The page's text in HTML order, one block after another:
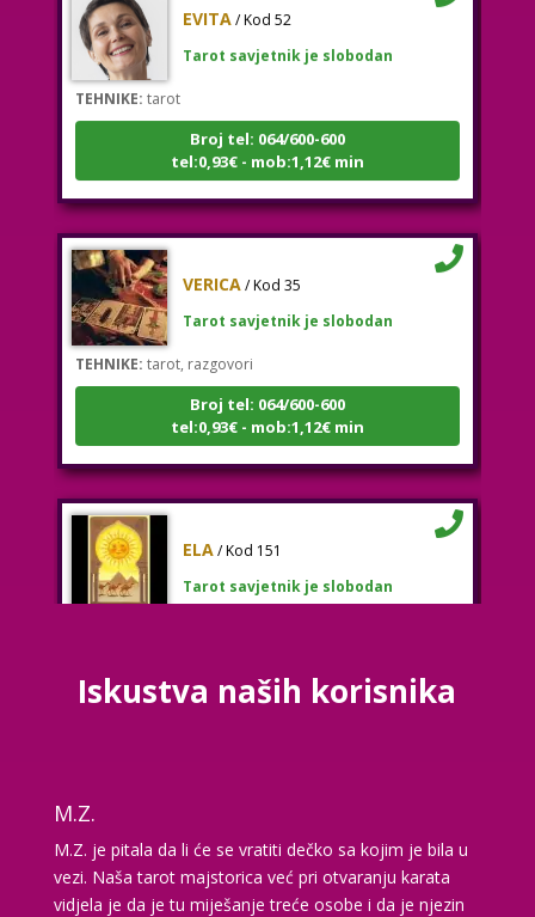
Tarot savjetnik je slobodan
TEHNIKE:tarot
tel:0,93€ - mob:1,12€ min
Tarot savjetnik je slobodan
TEHNIKE:tarot, razgovori
Broj tel: 064/600-600
tel:0,93€ - mob:1,12€ min
Tarot savjetnik je slobodan
TEHNIKE:astrologija, tarot, numerološki tarot, visak,
Broj tel: 064/600-600
VESNA BURCSA/ Kod 55
Tarot savjetnik je slobodan
Iskustva naših korisnika
M.Z.
M.Z. je pitala da li će se vratiti dečko sa kojim je bila u
vezi. Naša tarot majstorica već pri otvaranju karata
vidjela je da je tu miješanje treće osobe i da je njezin